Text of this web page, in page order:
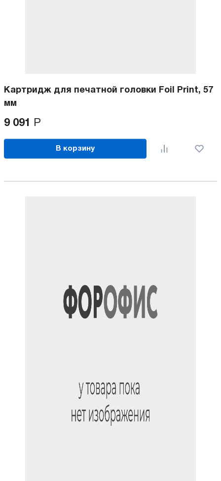
Картридж для печатной головки Foil Print, 57
мм
9 091 Р
В корзину